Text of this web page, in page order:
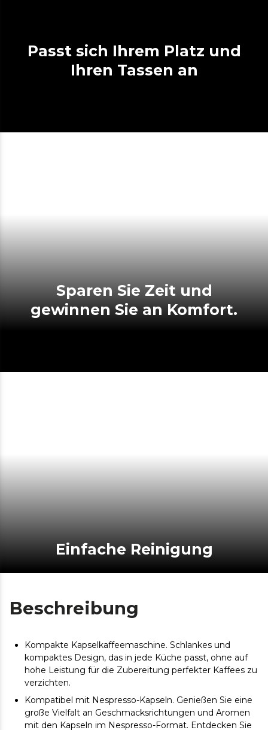
Passt sich Ihrem Platz und
Ihren Tassen an
Sparen Sie Zeit und
gewinnen Sie an Komfort.
Einfache Reinigung
Beschreibung
Kompakte Kapselkaffeemaschine. Schlankes und
kompaktes Design, das in jede Küche passt, ohne auf
hohe Leistung für die Zubereitung perfekter Kaffees zu
verzichten.
Kompatibel mit Nespresso-Kapseln. Genießen Sie eine
große Vielfalt an Geschmacksrichtungen und Aromen
mit den Kapseln im Nespresso-Format. Entdecken Sie